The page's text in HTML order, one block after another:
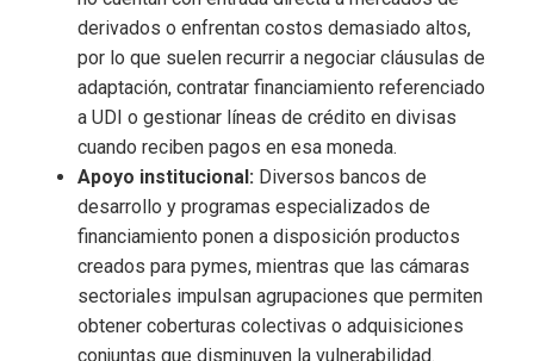
derivados o enfrentan costos demasiado altos,
por lo que suelen recurrir a negociar cláusulas de
adaptación, contratar financiamiento referenciado
a UDI o gestionar líneas de crédito en divisas
cuando reciben pagos en esa moneda.
Apoyo institucional: Diversos bancos de
desarrollo y programas especializados de
financiamiento ponen a disposición productos
creados para pymes, mientras que las cámaras
sectoriales impulsan agrupaciones que permiten
obtener coberturas colectivas o adquisiciones
conjuntas que disminuyen la vulnerabilidad.